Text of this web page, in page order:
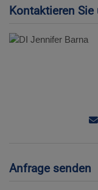
Kontaktieren Sie
Anfrage senden